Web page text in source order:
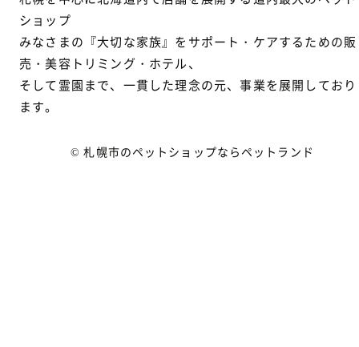
ショップ
みなさまの『大切な家族』をサポート・ケアするための販
売・美容トリミング・ホテル、
そして霊園まで、一貫した理念の元、事業を展開しており
ます。
© 札幌市のペットショップならペットランド